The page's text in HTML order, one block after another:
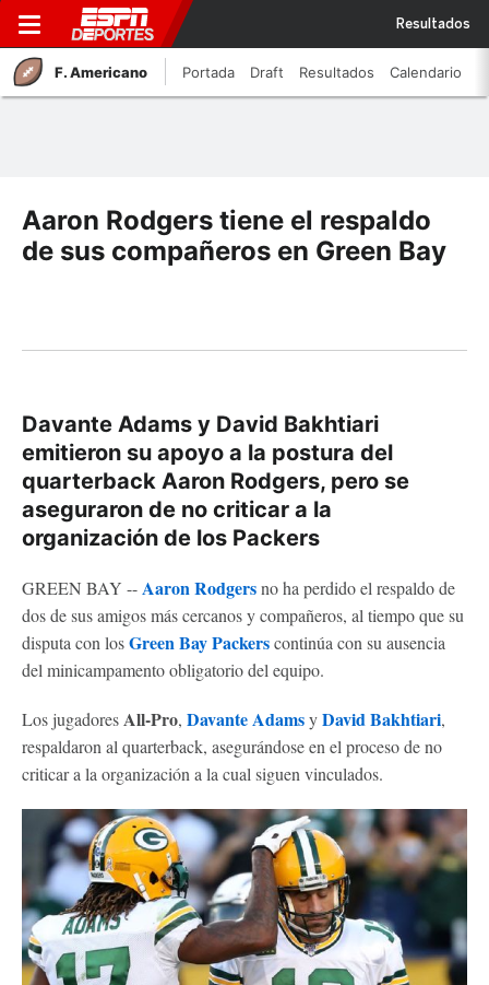
Resultados
F. Americano Portada Draft Resultados Calendario
Aaron Rodgers tiene el respaldo
de sus compañeros en Green Bay
Davante Adams y David Bakhtiari
emitieron su apoyo a la postura del
quarterback Aaron Rodgers, pero se
aseguraron de no criticar a la
organización de los Packers
GREEN BAY --Aaron Rodgersno ha perdido el respaldo de
dos de sus amigos más cercanos y compañeros, al tiempo que su
disputa con losGreen Bay Packerscontinúa con su ausencia
del minicampamento obligatorio del equipo.
Los jugadoresAll-Pro, Davante AdamsyDavid Bakhtiari,
respaldaron al quarterback, asegurándose en el proceso de no
criticar a la organización a la cual siguen vinculados.